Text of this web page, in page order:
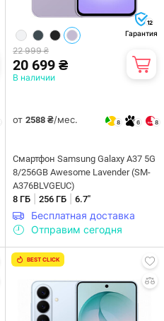
12
Гарантия
22 999 ₴
20 699 ₴
В наличии
от 2588 ₴/мес. 8 6 8
Смартфон Samsung Galaxy A37 5G
8/256GB Awesome Lavender (SM-
A376BLVGEUC)
8 ГБ
256 ГБ 6.7"
Бесплатная доставка
Отправим сегодня
BEST CLICK